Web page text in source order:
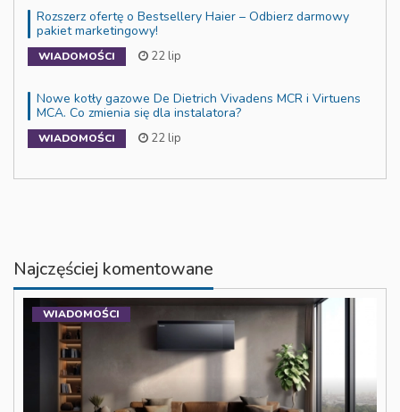
Rozszerz ofertę o Bestsellery Haier – Odbierz darmowy
pakiet marketingowy!
WIADOMOŚCI 22 lip
Nowe kotły gazowe De Dietrich Vivadens MCR i Virtuens
MCA. Co zmienia się dla instalatora?
WIADOMOŚCI 22 lip
Najczęściej komentowane
WIADOMOŚCI